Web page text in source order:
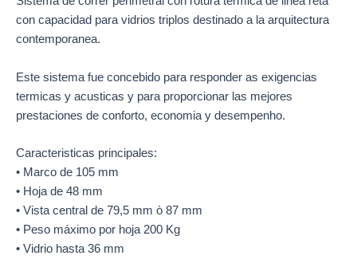
con capacidad para vidrios triplos destinado a la arquitectura
contemporanea.
Este sistema fue concebido para responder as exigencias
termicas y acusticas y para proporcionar las mejores
prestaciones de conforto, economia y desempenho.
Caracteristicas principales:
• Marco de 105 mm
• Hoja de 48 mm
• Vista central de 79,5 mm ò 87 mm
• Peso máximo por hoja 200 Kg
• Vidrio hasta 36 mm